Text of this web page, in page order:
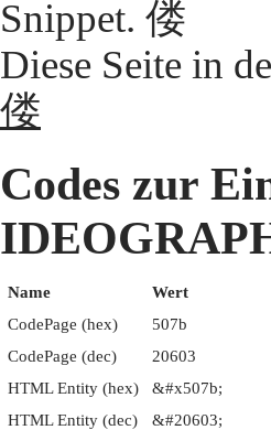
Snippet. 偻
Diese Seite in
偻
Codes zur
Name
Wert
CodePage (hex)
507b
CodePage (dec)
20603
HTML Entity (hex)
&#x507b;
HTML Entity (dec)
&#20603;